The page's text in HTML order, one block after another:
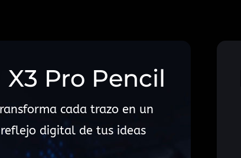
X3 Pro Pencil
cada trazo en un
reflejo digital de tus ideas